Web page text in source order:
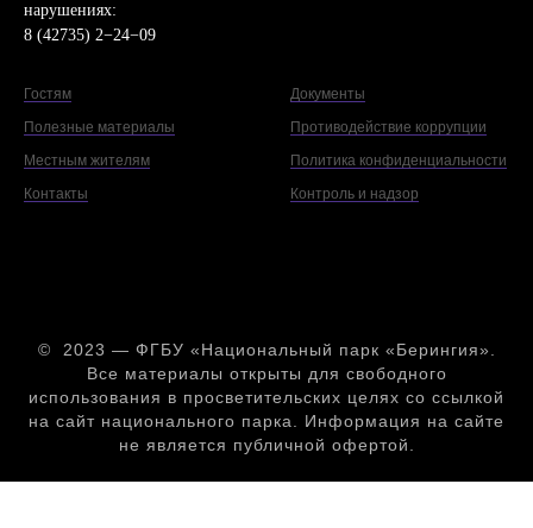
нарушениях:
8 (42735) 2−24−09
Гостям
Полезные материалы
Местным жителям
Контакты
Документы
Противодействие коррупции
Политика конфиденциальности
Контроль и надзор
© 2023 — ФГБУ «Национальный парк «Берингия».
Все материалы открыты для свободного
использования в просветительских целях со ссылкой
на сайт национального парка. Информация на сайте
не является публичной офертой.